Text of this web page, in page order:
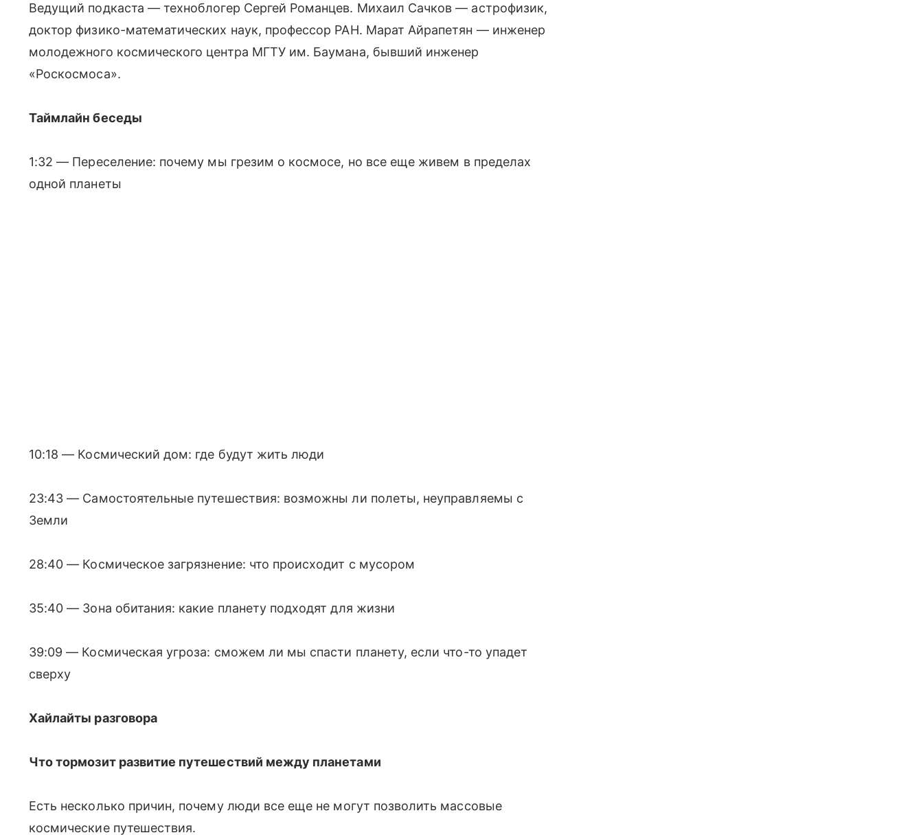
Ведущий подкаста — техноблогер Сергей Романцев. Михаил Сачков — астрофизик,
доктор физико-математических наук, профессор РАН. Марат Айрапетян — инженер
молодежного космического центра МГТУ им. Баумана, бывший инженер
«Роскосмоса».
Таймлайн беседы
1:32 — Переселение: почему мы грезим о космосе, но все еще живем в пределах
одной планеты
10:18 — Космический дом: где будут жить люди
23:43 — Самостоятельные путешествия: возможны ли полеты, неуправляемы с
Земли
28:40 — Космическое загрязнение: что происходит с мусором
35:40 — Зона обитания: какие планету подходят для жизни
39:09 — Космическая угроза: сможем ли мы спасти планету, если что-то упадет
сверху
Хайлайты разговора
Что тормозит развитие путешествий между планетами
Есть несколько причин, почему люди все еще не могут позволить массовые
космические путешествия.